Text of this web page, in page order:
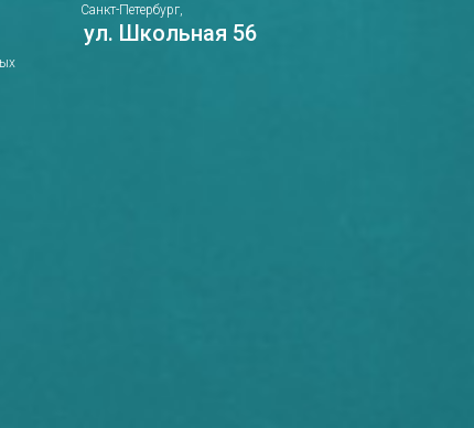
Санкт-Петербург,
ул. Школьная 56